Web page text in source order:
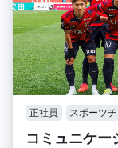
正社員 スポーツ
コミュニケー